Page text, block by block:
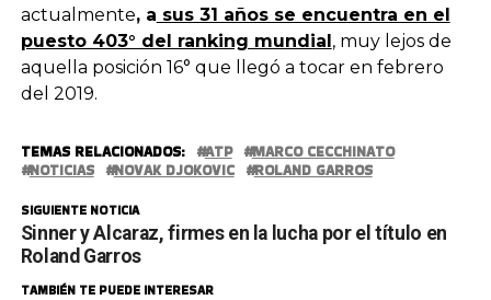
actualmente, a sus 31 años se encuentra en el
puesto 403° del ranking mundial, muy lejos de
aquella posición 16° que llegó a tocar en febrero
del 2019.
TEMAS RELACIONADOS: ATP
MARCO CECCHINATO
NOTICIAS
NOVAK DJOKOVIC ROLAND GARROS
SIGUIENTE NOTICIA
Sinner y Alcaraz, firmes en la lucha por el título en
Roland Garros
TAMBIÉN TE PUEDE INTERESAR